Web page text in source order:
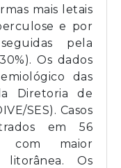
mais letais
e por
pela
Os dados
das
Diretoria de
SES). Casos
em 56
com maior
litorânea. Os